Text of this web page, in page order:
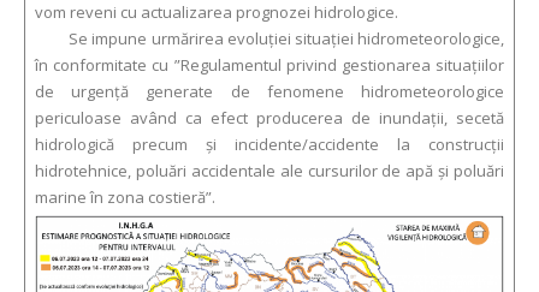
vom reveni cu actualizarea prognozei hidrologice.
Se impune urmărirea evoluției situației hidrometeorologice,
în conformitate cu ”Regulamentul privind gestionarea situaţiilor
de urgenţă generate de fenomene hidrometeorologice
periculoase având ca efect producerea de inundații, secetă
hidrologică precum și incidente/accidente la construcții
hidrotehnice, poluări accidentale ale cursurilor de apă și poluări
marine în zona costieră”.